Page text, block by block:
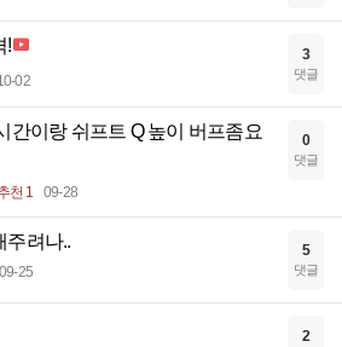
!
02
3
댓글
간이랑 쉬프트 Q 높이 버프좀요
천 1 09-28
0
댓글
주려나..
09-25
5
댓글
2